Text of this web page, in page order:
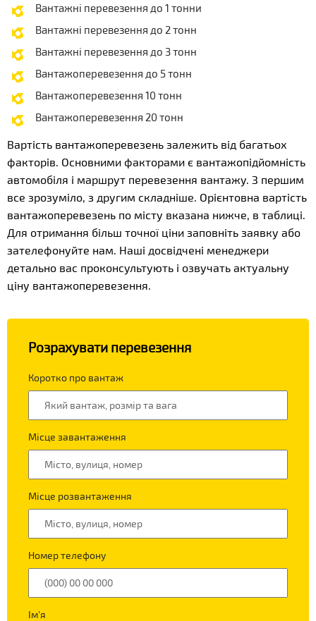
Вантажні перевезення до 1 тонни
Вантажні перевезення до 2 тонн
Вантажні перевезення до 3 тонн
Вантажоперевезення до 5 тонн
Вантажоперевезення 10 тонн
Вантажоперевезення 20 тонн
Вартість вантажоперевезень залежить від багатьох
факторів. Основними факторами є вантажопідйомність
автомобіля і маршрут перевезення вантажу. З першим
все зрозуміло, з другим складніше. Орієнтовна вартість
вантажоперевезень по місту вказана нижче, в таблиці.
Для отримання більш точної ціни заповніть заявку або
зателефонуйте нам. Наші досвідчені менеджери
детально вас проконсультують і озвучать актуальну
ціну вантажоперевезення.
Розрахувати перевезення
Коротко про вантаж
Місце завантаження
Місце розвантаження
Номер телефону
Ім'я